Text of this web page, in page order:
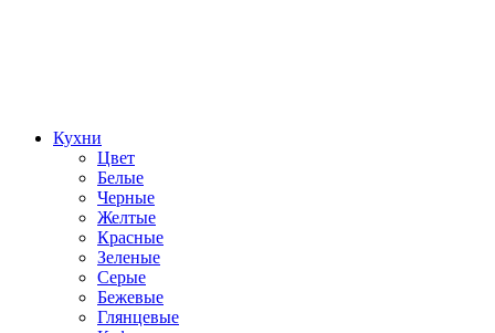
Кухни
Цвет
Белые
Черные
Желтые
Красные
Зеленые
Серые
Бежевые
Глянцевые